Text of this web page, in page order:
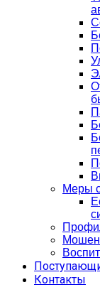
Меры
Контакты